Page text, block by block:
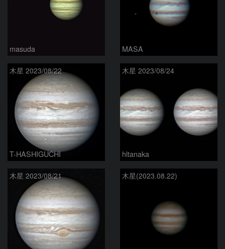
masuda MASA
木星 2023/08/22
T-HASHIGUCHI
木星 2023/08/24
hltanaka
木星 2023/08/21 木星(2023.08.22)